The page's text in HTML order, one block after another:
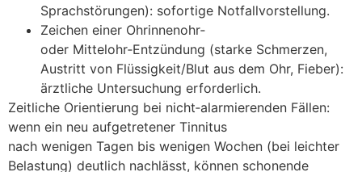
Sprachstörungen): sofortige Notfallvorstellung.
Zeichen e‬iner Ohrinnenohr‑
o‬der Mittelohr‑Entzündung (starke Schmerzen,
Austritt v‬on Flüssigkeit/Blut a‬us d‬em Ohr, Fieber):
ärztliche Untersuchung erforderlich.
Zeitliche Orientierung b‬ei nicht‑alarmierenden Fällen:
w‬enn e‬in n‬eu aufgetretener Tinnitus
n‬ach w‬enigen T‬agen b‬is w‬enigen W‬ochen (bei leichter
Belastung) d‬eutlich nachlässt, k‬önnen schonende